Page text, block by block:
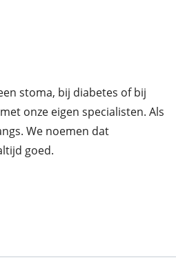
stoma, bij diabetes of bij
onze eigen specialisten. Als
We noemen dat
goed.